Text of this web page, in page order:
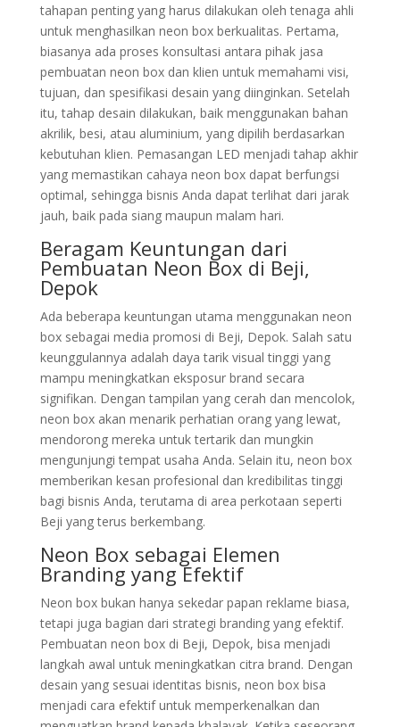
tahapan penting yang harus dilakukan oleh tenaga ahli
untuk menghasilkan neon box berkualitas. Pertama,
biasanya ada proses konsultasi antara pihak jasa
pembuatan neon box dan klien untuk memahami visi,
tujuan, dan spesifikasi desain yang diinginkan. Setelah
itu, tahap desain dilakukan, baik menggunakan bahan
akrilik, besi, atau aluminium, yang dipilih berdasarkan
kebutuhan klien. Pemasangan LED menjadi tahap akhir
yang memastikan cahaya neon box dapat berfungsi
optimal, sehingga bisnis Anda dapat terlihat dari jarak
jauh, baik pada siang maupun malam hari.
Beragam Keuntungan dari
Pembuatan Neon Box di Beji,
Depok
Ada beberapa keuntungan utama menggunakan neon
box sebagai media promosi di Beji, Depok. Salah satu
keunggulannya adalah daya tarik visual tinggi yang
mampu meningkatkan eksposur brand secara
signifikan. Dengan tampilan yang cerah dan mencolok,
neon box akan menarik perhatian orang yang lewat,
mendorong mereka untuk tertarik dan mungkin
mengunjungi tempat usaha Anda. Selain itu, neon box
memberikan kesan profesional dan kredibilitas tinggi
bagi bisnis Anda, terutama di area perkotaan seperti
Beji yang terus berkembang.
Neon Box sebagai Elemen
Branding yang Efektif
Neon box bukan hanya sekedar papan reklame biasa,
tetapi juga bagian dari strategi branding yang efektif.
Pembuatan neon box di Beji, Depok, bisa menjadi
langkah awal untuk meningkatkan citra brand. Dengan
desain yang sesuai identitas bisnis, neon box bisa
menjadi cara efektif untuk memperkenalkan dan